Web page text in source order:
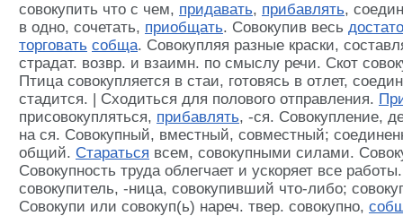
совокупить что с чем, придавать, прибавлять,
в одно, сочетать, приобщать. Совокупив весь
торговать собща. Совокупляя разные краски,
страдат. возвр. и взаимн. по смыслу речи. Скот
Птица совокупляется в стаи, готовясь в отлет,
стадится. | Сходиться для полового отправления.
присовокупляться, прибавлять, -ся. Совокупление,
на ся. Совокупный, вместный, совместный;
общий. Стараться всем, совокупными силами.
Совокупность труда облегчает и ускоряет все
совокупитель, -ница, совокупивший что-либо;
Совокупи или совокуп(ь) нареч. твер. совокупно,